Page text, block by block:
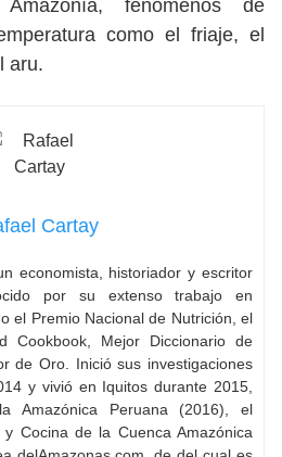
fenómenos de
como el friaje, el
aru.
Cartay
economista, historiador y escritor
por su extenso trabajo en
el Premio Nacional de Nutrición, el
Cookbook, Mejor Diccionario de
de Oro. Inició sus investigaciones
y vivió en Iquitos durante 2015,
Amazónica Peruana (2016), el
y Cocina de la Cuenca Amazónica